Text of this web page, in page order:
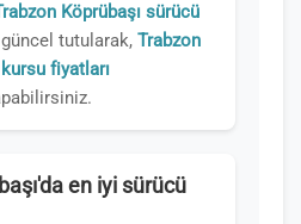
Köprübaşı sürücü
güncel tutularak, Trabzon
fiyatları
en iyi sürücü